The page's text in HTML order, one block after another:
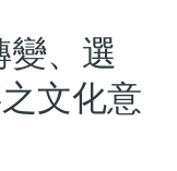
變、選
文化意